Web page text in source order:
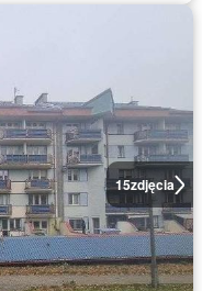
15zdjęcia